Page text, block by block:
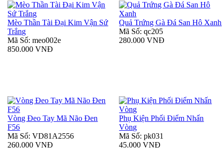
Mèo Thần Tài Đại Kim Vận Sứ
Trắng
Mã Số: meo002e
850.000 VNĐ
Quả Trứng Gà Đá San Hô Xanh
Mã Số: qc205
280.000 VNĐ
Vòng Đeo Tay Mã Não Đen
F56
Mã Số: VD81A2556
260.000 VNĐ
Phụ Kiện Phối Điểm Nhấn
Vòng
Mã Số: pk031
45.000 VNĐ